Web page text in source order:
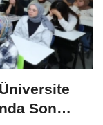
Son